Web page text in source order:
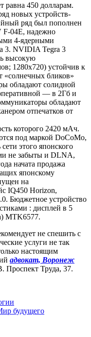
равна 450 долларам.
новых устройств-
ряд был пополнен
F-04E, надежно
4-ядерными
3. NVIDIA Tegra 3
высокую
1280х720) устойчив к
«солнечных бликов»
обладают солидной
— в 2Гб и
обладают
отпечатков от
которого 2420 мАч.
под маркой DoCoMo,
этого японского
не забыты и DLNA,
начата продажа
японскому
на
IQ450 Horizon,
Бюджетное устройство
: дисплей в 5
MTK6577.
не спешить с
услуги не так
настоящим
адвокат, Воронеж
Проспект Труда, 37.
будущего